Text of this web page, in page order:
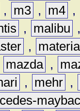
, m3 , m4 ,
, malibu
,
materia
mazda ,
, mehr ,